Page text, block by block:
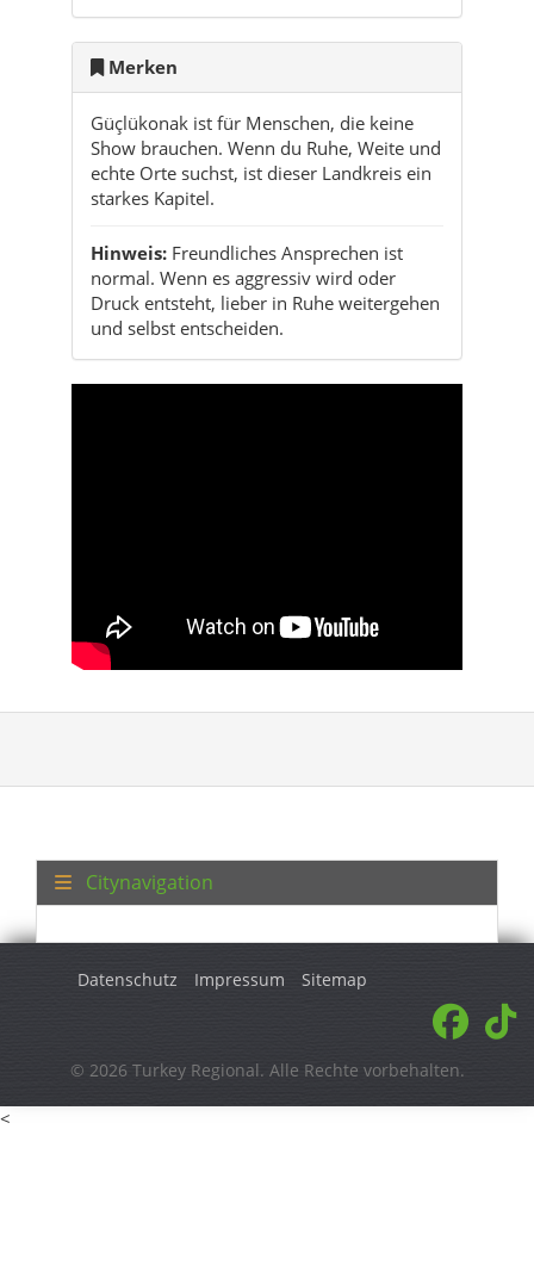
Merken
Güçlükonak ist für Menschen, die keine
Show brauchen. Wenn du Ruhe, Weite und
echte Orte suchst, ist dieser Landkreis ein
starkes Kapitel.
Hinweis: Freundliches Ansprechen ist
normal. Wenn es aggressiv wird oder
Druck entsteht, lieber in Ruhe weitergehen
und selbst entscheiden.
Citynavigation
Datenschutz Impressum Sitemap
© 2026 Turkey Regional. Alle Rechte vorbehalten.
<